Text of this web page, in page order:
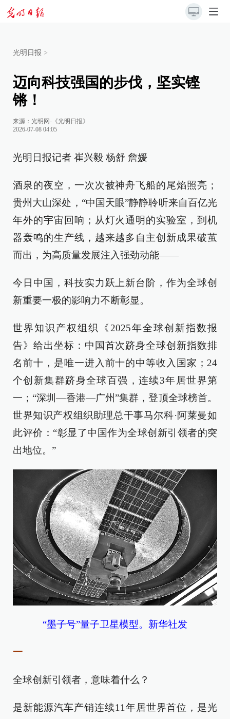
光明日报 >
迈向科技强国的步伐，坚实铿
锵！
来源： 光明网-《光明日报》
2026-07-08 04:05
光明日报记者 崔兴毅 杨舒 詹媛
酒泉的夜空，一次次被神舟飞船的尾焰照亮；
贵州大山深处，“中国天眼”静静聆听来自百亿光
年外的宇宙回响；从灯火通明的实验室，到机
器轰鸣的生产线，越来越多自主创新成果破茧
而出，为高质量发展注入强劲动能——
今日中国，科技实力跃上新台阶，作为全球创
新重要一极的影响力不断彰显。
世界知识产权组织《2025年全球创新指数报
告》给出坐标：中国首次跻身全球创新指数排
名前十，是唯一进入前十的中等收入国家；24
个创新集群跻身全球百强，连续3年居世界第
一；“深圳—香港—广州”集群，登顶全球榜首。
世界知识产权组织助理总干事马尔科·阿莱曼如
此评价：“彰显了中国作为全球创新引领者的突
出地位。”
“墨子号”量子卫星模型。新华社发
一
全球创新引领者，意味着什么？
是新能源汽车产销连续11年居世界首位，是光